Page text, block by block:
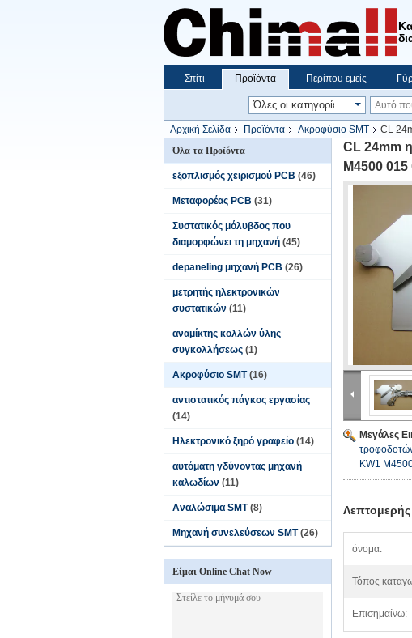
Σπίτι Προϊόντα Περίπου εμείς
Αρχική Σελίδα Προϊόντα Ακροφύσιο SMT
CL
Όλα τα Προϊόντα
εξοπλισμός χειρισμού PCB (46)
Μεταφορέας PCB (31)
Συστατικός μόλυβδος που
διαμορφώνει τη μηχανή (45)
depaneling μηχανή PCB (26)
μετρητής ηλεκτρονικών
συστατικών (11)
αναμίκτης κολλών ύλης
συγκολλήσεως (1)
Ακροφύσιο SMT (16)
αντιστατικός πάγκος εργασίας
(14)
Ηλεκτρονικό ξηρό γραφείο (14)
αυτόματη γδύνοντας μηχανή
καλωδίων (11)
Αναλώσιμα SMT (8)
Μηχανή συνελεύσεων SMT (26)
Είμαι Online Chat Now
CL 24mm
M4500
Μεγάλες
KW1
όνομα:
Τόπος
Επισημαίνω: